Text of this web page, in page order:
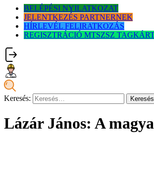
BELÉPÉSI NYILATKOZAT
JELENTKEZÉS PARTNERNEK
HÍRLEVÉL FELIRATKOZÁS
REGISZTRÁCIÓ MTSZSZ
Keresés:
Lázár János: A